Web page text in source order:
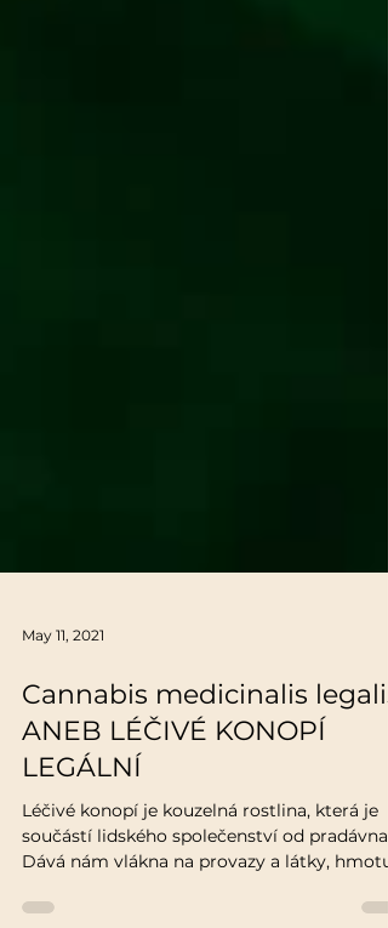
May 11, 2021
Cannabis medicinalis legalis
ANEB LÉČIVÉ KONOPÍ
LEGÁLNÍ
Léčivé konopí je kouzelná rostlina, která je
Dává nám vlákna na provazy a látky, hmotu